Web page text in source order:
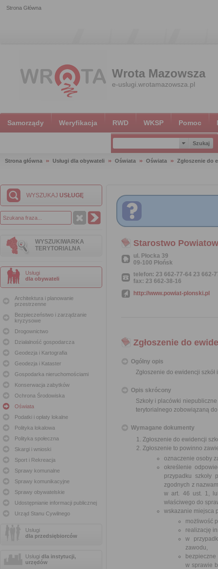
Strona Główna
Wrota Mazowsza
e-uslugi.wrotamazowsza.pl
Samorządy Weryfikacja RWD WKSP Pomoc
Strona główna Usługi dla obywateli Oświata Oświata Zgłoszenie do
WYSZUKAJ USŁUGĘ
WYSZUKIWARKA
TERYTORIALNA
Usługi
dla obywateli
Architektura i planowanie
przestrzenne
Bezpieczeństwo i zarządzanie
kryzysowe
Drogownictwo
Działalność gospodarcza
Geodezja i Kartografia
Geodezja i Kataster
Gospodarka nieruchomościami
Konserwacja zabytków
Ochrona Środowiska
Oświata
Podatki i opłaty lokalne
Polityka lokalowa
Polityka społeczna
Skargi i wnioski
Sport i Rekreacja
Sprawy komunalne
Sprawy komunikacyjne
Sprawy obywatelskie
Udostępnianie informacji publicznej
Urząd Stanu Cywilnego
Usługi
dla przedsiębiorców
Usługi dla instytucji,
urzędów
Starostwo
ul. Płocka 39
09-100 Płońsk
telefon: 23 662-77-64 23 662-
fax: 23 662-38-16
http://www.powiat-plonski.pl
Zgłoszenie do
Ogólny opis
Zgłoszenie do ewidencji
Opis skrócony
Szkoły i placówki
terytorialnego zobowiązaną
Wymagane dokumenty
Zgłoszenie do ewidencji
Zgłoszenie to powinno
oznaczenie osoby
określenie
przypadku szkoły
zgodnych z
w art. 46 ust. 1,
właściwego do
wskazanie miejsca
możliwość
realizację
w
zawodu,
w sprawie